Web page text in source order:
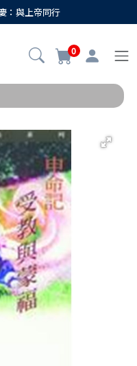
：與上帝同行
0